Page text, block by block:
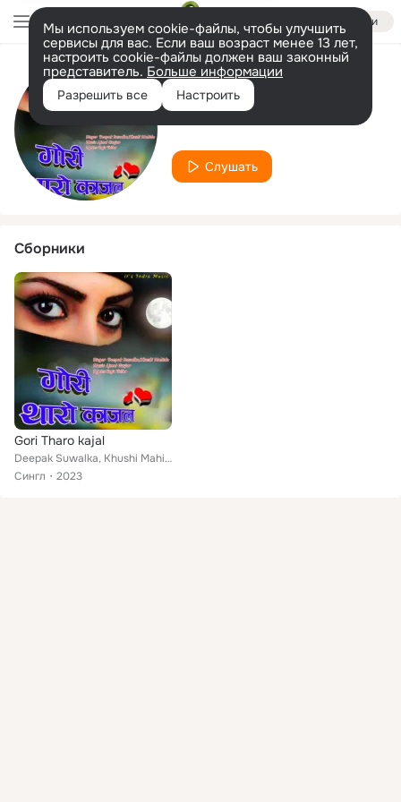
Войти
Мы используем cookie-файлы, чтобы улучшить
сервисы для вас. Если ваш возраст менее 13 лет,
настроить cookie-файлы должен ваш законный
представитель. Больше информации
Разрешить все Настроить
Исполнитель
Khushi Mahida
Слушать
Сборники
Gori Tharo kajal
Deepak Suwalka, Khushi Mahida
Сингл
2023